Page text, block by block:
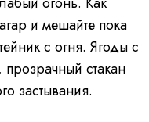
и мешайте пока
с огня. Ягоды с
стакан
застывания.